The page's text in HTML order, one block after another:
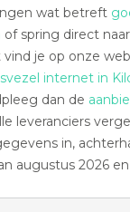
wat betreft
of spring direct naar
vind je op onze
internet in
dan de
leveranciers
in,
augustus 2026